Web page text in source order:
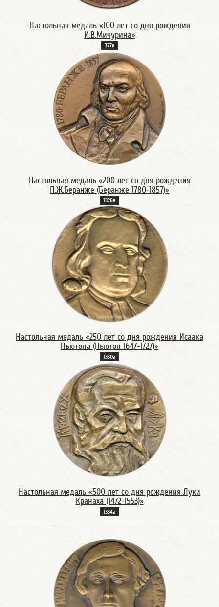
Настольная медаль «100 лет со дня рождения
И.В.Мичурина»
377а
Настольная медаль «200 лет со дня рождения
П.Ж.Беранже (Беранже 1780-1857)»
1326а
Настольная медаль «250 лет со дня рождения Исаака
Ньютона (Ньютон 1647-1727)»
1330а
Настольная медаль «500 лет со дня рождения Луки
Кранаха (1472-1553)»
1334а